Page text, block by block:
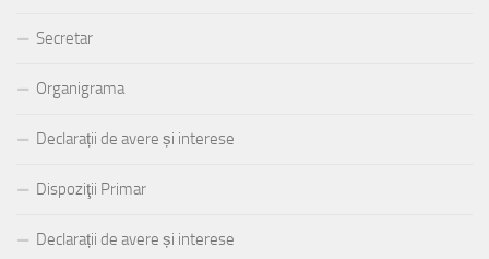
Secretar
Organigrama
Declarații de avere și interese
Dispoziţii Primar
Declarații de avere și interese